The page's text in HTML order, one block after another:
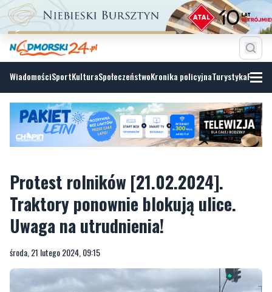
WiadomościSportKulturaSpołeczeństwoKronika policyjnaTurystyka
Protest rolników [21.02.2024].
Traktory ponownie blokują ulice.
Uwaga na utrudnienia!
środa, 21 lutego 2024, 09:15